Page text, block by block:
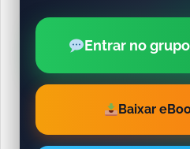
Entrar no
Baixar